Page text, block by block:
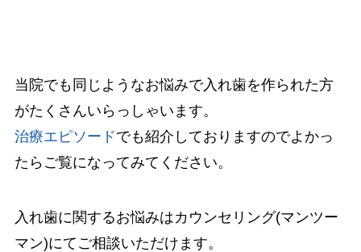
当院でも同じようなお悩みで入れ歯を作られた方
がたくさんいらっしゃいます。
治療エピソードでも紹介しておりますのでよかっ
たらご覧になってみてください。
入れ歯に関するお悩みはカウンセリング(マンツー
マン)にてご相談いただけます。